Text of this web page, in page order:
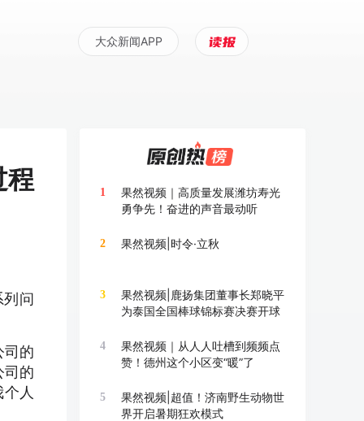
大众新闻APP
程
列问
司的
司的
人
1
果然视频｜高质量发展潍坊寿光
勇争先！奋进的声音最动听
2 果然视频|时令·立秋
3
果然视频|鹿扬集团董事长郑晓平
为泰国全国棒球锦标赛决赛开球
4
果然视频｜从人人吐槽到频频点
赞！德州这个小区变“暖”了
5
果然视频|超值！济南野生动物世
界开启暑期狂欢模式